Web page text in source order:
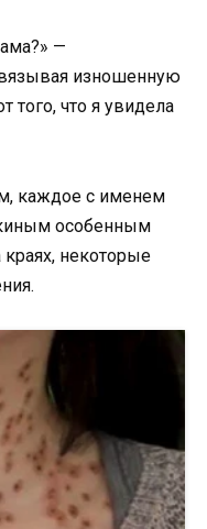
—
изношенную
того, что я увидела
каждое с именем
особенным
некоторые